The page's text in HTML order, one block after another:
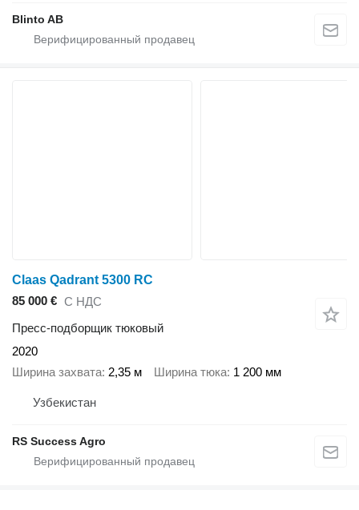
Blinto AB
Claas Qadrant 5300 RC
85 000 € С НДС
Пресс-подборщик тюковый
2020
Ширина захвата 2,35 м Ширина тюка 1 200 мм
Узбекистан
RS Success Agro